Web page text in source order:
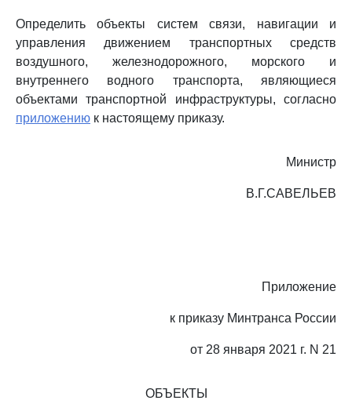
Определить объекты систем связи, навигации и
управления движением транспортных средств
воздушного, железнодорожного, морского и
внутреннего водного транспорта, являющиеся
объектами транспортной инфраструктуры, согласно
приложению к настоящему приказу.
Министр
В.Г.САВЕЛЬЕВ
Приложение
к приказу Минтранса России
от 28 января 2021 г. N 21
ОБЪЕКТЫ